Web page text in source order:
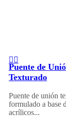
Puente de
Texturado
Puente de unión
formulado a base
acrílicos...